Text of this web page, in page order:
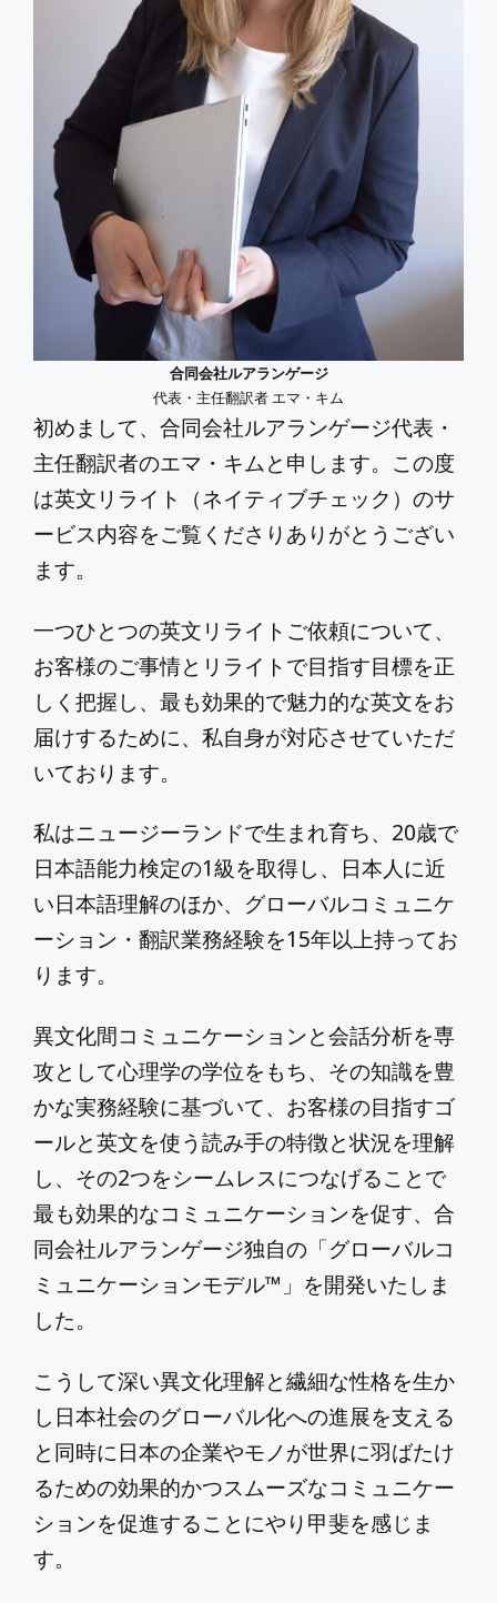
合同会社ルアランゲージ
代表・主任翻訳者 エマ・キム
初めまして、合同会社ルアランゲージ代表・
主任翻訳者のエマ・キムと申します。この度
は英文リライト（ネイティブチェック）のサ
ービス内容をご覧くださりありがとうござい
ます。
一つひとつの英文リライトご依頼について、
お客様のご事情とリライトで目指す目標を正
しく把握し、最も効果的で魅力的な英文をお
届けするために、私自身が対応させていただ
いております。
私はニュージーランドで生まれ育ち、20歳で
日本語能力検定の1級を取得し、日本人に近
い日本語理解のほか、グローバルコミュニケ
ーション・翻訳業務経験を15年以上持ってお
ります。
異文化間コミュニケーションと会話分析を専
攻として心理学の学位をもち、その知識を豊
かな実務経験に基づいて、お客様の目指すゴ
ールと英文を使う読み手の特徴と状況を理解
し、その2つをシームレスにつなげることで
最も効果的なコミュニケーションを促す、合
同会社ルアランゲージ独自の「グローバルコ
ミュニケーションモデル™」を開発いたしま
した。
こうして深い異文化理解と繊細な性格を生か
し日本社会のグローバル化への進展を支える
と同時に日本の企業やモノが世界に羽ばたけ
るための効果的かつスムーズなコミュニケー
ションを促進することにやり甲斐を感じま
す。